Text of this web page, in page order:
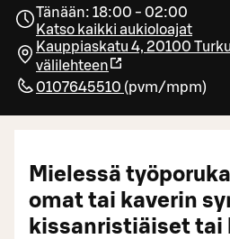
Tänään: 18:00 - 02:00
Katso kaikki aukioloajat
Kauppiaskatu 4, 20100 Turku
välilehteen
0107645510 (pvm/mpm)
Mielessä
omat tai kaverin
kissanristiäiset tai